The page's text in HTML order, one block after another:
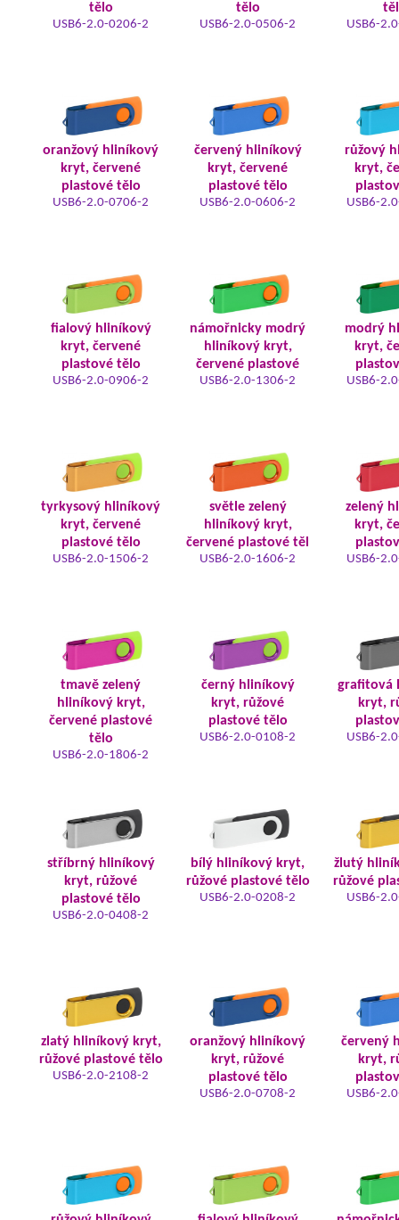
tělo
USB6-2.0-0206-2
tělo
USB6-2.0-0506-2 USB6-
oranžový hliníkový
kryt, červené
plastové tělo
USB6-2.0-0706-2
červený hliníkový
kryt, červené
plastové tělo
USB6-2.0-0606-2
růžový
kryt,
USB6-
fialový hliníkový
kryt, červené
plastové tělo
USB6-2.0-0906-2
námořnicky modrý
hliníkový kryt,
červené plastové
USB6-2.0-1306-2
modrý
kryt,
USB6-
tyrkysový hliníkový
kryt, červené
plastové tělo
USB6-2.0-1506-2
světle zelený
hliníkový kryt,
červené plastové těl
USB6-2.0-1606-2
zelený
kryt,
USB6-
tmavě zelený
hliníkový kryt,
červené plastové
tělo
USB6-2.0-1806-2
černý hliníkový
kryt, růžové
plastové tělo
USB6-2.0-0108-2
grafitová
kryt,
USB6-
stříbrný hliníkový
kryt, růžové
plastové tělo
USB6-2.0-0408-2
bílý hliníkový kryt,
růžové plastové tělo
USB6-2.0-0208-2
žlutý
růžové
USB6-
zlatý hliníkový kryt,
růžové plastové tělo
USB6-2.0-2108-2
oranžový hliníkový
kryt, růžové
plastové tělo
USB6-2.0-0708-2
červený
kryt,
USB6-